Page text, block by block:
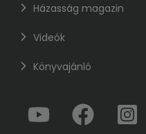
Házasság magazin
Videók
Könyvajánló